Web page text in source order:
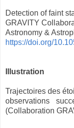
Detection of faint
GRAVITY
Astronomy &
https://doi.org/
Illustration
Trajectoires des
observations
(Collaboration